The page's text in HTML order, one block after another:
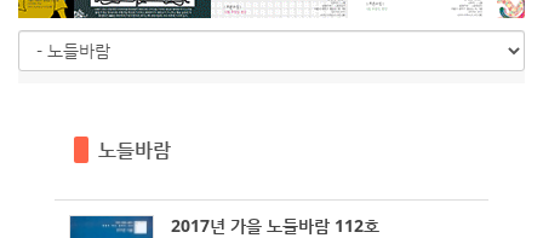
노들바람
2017년 가을 노들바람 112호